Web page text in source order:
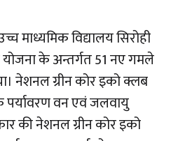
माध्यमिक विद्यालय सिरोही
के अन्तर्गत 51 नए गमले
नेशनल ग्रीन कोर इको क्लब
पर्यावरण वन एवं जलवायु
की नेशनल ग्रीन कोर इको